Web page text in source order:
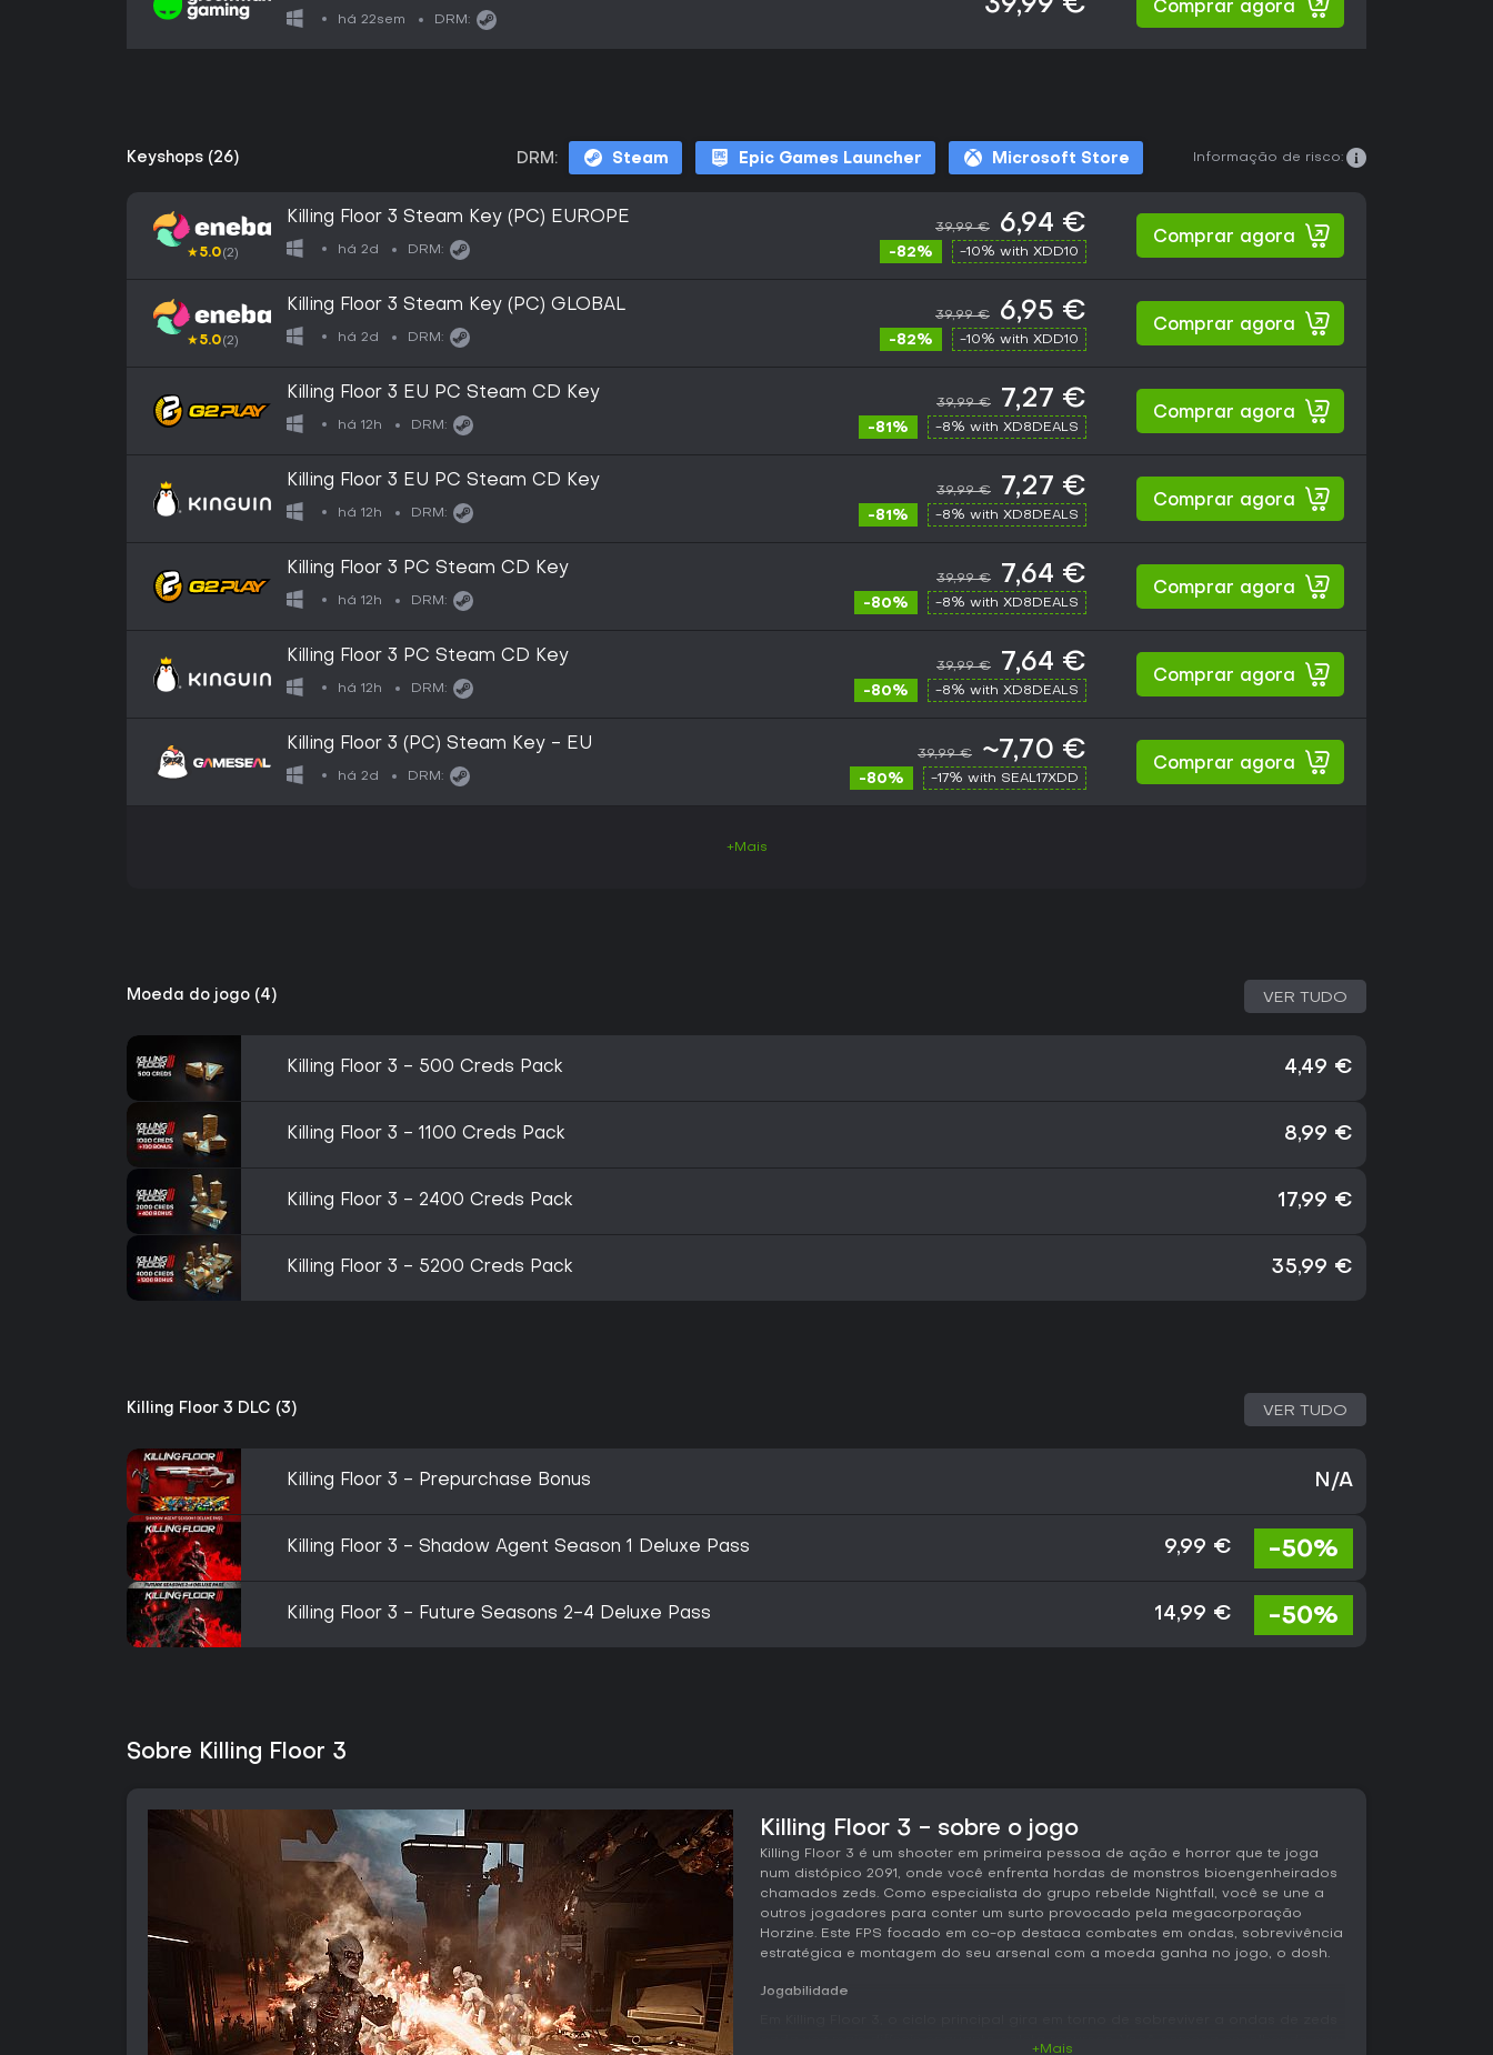
há 22sem DRM:
39,99 € Comprar agora
Keyshops (26) DRM: Steam Epic Games Launcher Microsoft Store Informação de risco:
★5.0(2)
Killing Floor 3 Steam Key (PC) EUROPE
há 2d DRM:
39,99 € 6,94 €
-82% -10% with XDD10
Comprar agora
★5.0(2)
Killing Floor 3 Steam Key (PC) GLOBAL
há 2d DRM:
39,99 € 6,95 €
-82% -10% with XDD10
Comprar agora
Killing Floor 3 EU PC Steam CD Key
há 12h DRM:
39,99 € 7,27 €
-81% -8% with XD8DEALS
Comprar agora
Killing Floor 3 EU PC Steam CD Key
há 12h DRM:
39,99 € 7,27 €
-81% -8% with XD8DEALS
Comprar agora
Killing Floor 3 PC Steam CD Key
há 12h DRM:
39,99 € 7,64 €
-80% -8% with XD8DEALS
Comprar agora
Killing Floor 3 PC Steam CD Key
há 12h DRM:
39,99 € 7,64 €
-80% -8% with XD8DEALS
Comprar agora
Killing Floor 3 (PC) Steam Key - EU
há 2d DRM:
39,99 € ~7,70 €
-80% -17% with SEAL17XDD
Comprar agora
+Mais
Moeda do jogo (4) VER TUDO
Killing Floor 3 - 500 Creds Pack 4,49 €
Killing Floor 3 - 1100 Creds Pack 8,99 €
Killing Floor 3 - 2400 Creds Pack 17,99 €
Killing Floor 3 - 5200 Creds Pack 35,99 €
Killing Floor 3 DLC (3) VER TUDO
Killing Floor 3 - Prepurchase Bonus N/A
Killing Floor 3 - Shadow Agent Season 1 Deluxe Pass 9,99 € -50%
Killing Floor 3 - Future Seasons 2-4 Deluxe Pass 14,99 € -50%
Sobre Killing Floor 3
Killing Floor 3 - sobre o jogo
Killing Floor 3 é um shooter em primeira pessoa de ação e horror que te joga
num distópico 2091, onde você enfrenta hordas de monstros bioengenheirados
chamados zeds. Como especialista do grupo rebelde Nightfall, você se une a
outros jogadores para conter um surto provocado pela megacorporação
Horzine. Este FPS focado em co-op destaca combates em ondas, sobrevivência
estratégica e montagem do seu arsenal com a moeda ganha no jogo, o dosh.
Jogabilidade
+Mais